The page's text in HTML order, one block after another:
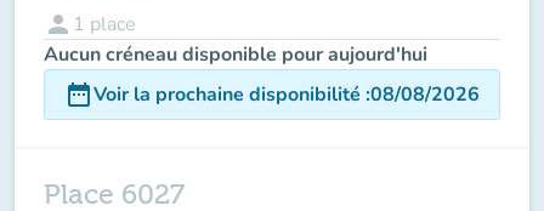
person 1 place
Aucun créneau disponible pour aujourd'hui
date_rangeVoir la prochaine disponibilité :08/08/2026
Place 6027